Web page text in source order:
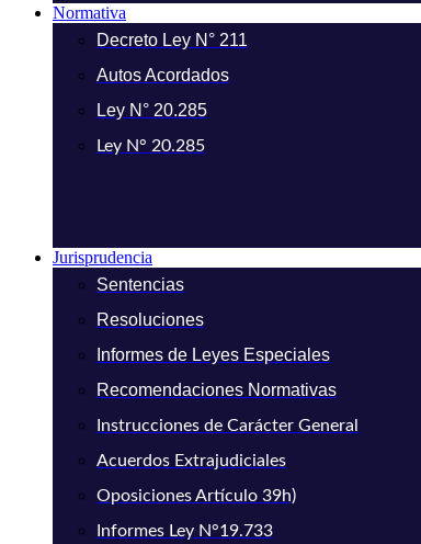
Normativa
Decreto Ley N° 211
Autos Acordados
Ley N° 20.285
Ley N° 20.285
Jurisprudencia
Sentencias
Resoluciones
Informes de Leyes Especiales
Recomendaciones Normativas
Instrucciones de Carácter General
Acuerdos Extrajudiciales
Oposiciones Artículo 39h)
Informes Ley N°19.733